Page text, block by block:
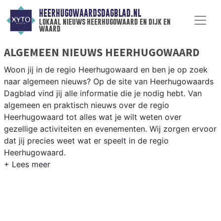
HEERHUGOWAARDSDAGBLAD.NL
lokaal nieuws heerhugowaard en dijk en
waard
ALGEMEEN NIEUWS HEERHUGOWAARD
Woon jij in de regio Heerhugowaard en ben je op zoek
naar algemeen nieuws? Op de site van Heerhugowaards
Dagblad vind jij alle informatie die je nodig hebt. Van
algemeen en praktisch nieuws over de regio
Heerhugowaard tot alles wat je wilt weten over
gezellige activiteiten en evenementen. Wij zorgen ervoor
dat jij precies weet wat er speelt in de regio
Heerhugowaard.